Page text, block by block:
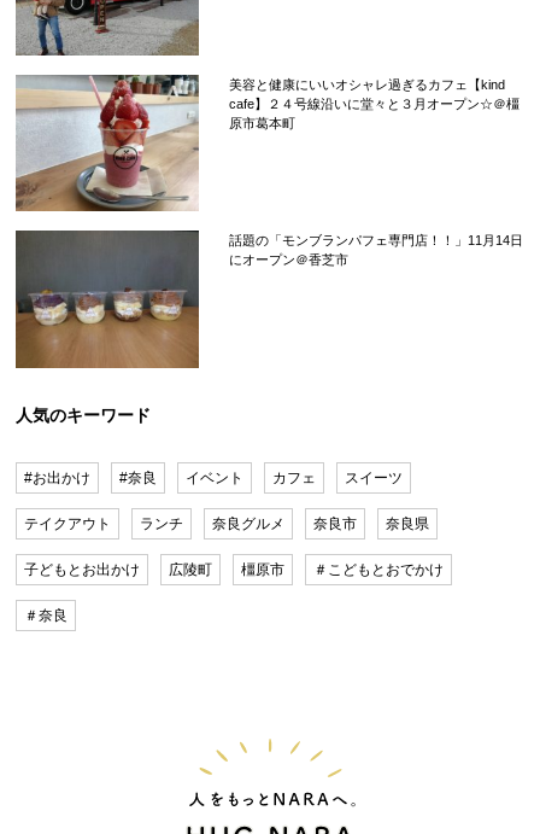
美容と健康にいいオシャレ過ぎるカフェ【kind
cafe】２４号線沿いに堂々と３月オープン☆＠橿
原市葛本町
話題の「モンブランパフェ専門店！！」11月14日
にオープン＠香芝市
人気のキーワード
#お出かけ #奈良 イベント カフェ スイーツ
テイクアウト ランチ 奈良グルメ 奈良市 奈良県
子どもとお出かけ 広陵町 橿原市 ＃こどもとおでかけ
＃奈良